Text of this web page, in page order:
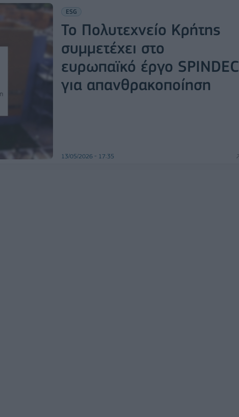
ESG
Το Πολυτεχνείο Κρήτης
συμμετέχει στο
ευρωπαϊκό έργο SPINDEC
για απανθρακοποίηση
13/05/2026 - 17:35